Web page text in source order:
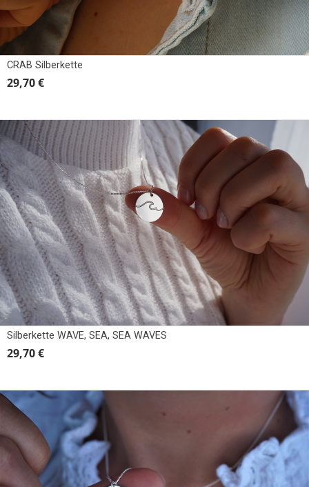
CRAB Silberkette
29,70 €
Silberkette WAVE, SEA, SEA WAVES
29,70 €